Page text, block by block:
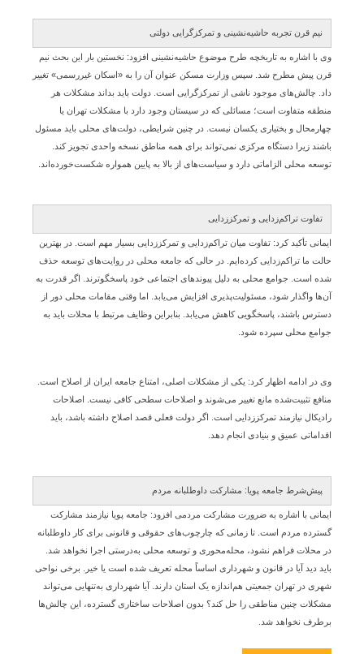
نیم قرن تجربه حاشیه‌نشینی و تمرکزگرایی دولتی
وی با اشاره به تاریخچه طرح موضوع حاشیه‌نشینی افزود: نخستین بار این بحث نیم
قرن پیش مطرح شد. سپس وزارت مسکن عنوان آن را به «اسکان غیررسمی» تغییر
داد. چالش‌های موجود ناشی از تمرکزگرایی است. دولت باید بداند مشکلات هر
منطقه متفاوت است؛ مسائلی که در سیستان وجود دارد با مشکلات تهران یا
چهارمحال و بختیاری یکسان نیست. در چنین شرایطی، دولت‌های محلی باید مسئول
باشند زیرا دستگاه مرکزی نمی‌تواند برای همه مناطق نسخه واحدی تجویز کند.
توسعه محلی الزاماتی دارد و سیاست‌های از بالا به پایین همواره شکست‌خورده‌اند.
تفاوت تراکم‌زدایی و تمرکززدایی
ایمانی تأکید کرد: تفاوت میان تراکم‌زدایی و تمرکززدایی بسیار مهم است. در بهترین
حالت ما تراکم‌زدایی کرده‌ایم. در حالی که جامعه محلی در روایت‌های توسعه حذف
شده است. جوامع محلی به دلیل پیوندهای اجتماعی خود پاسخگوترند. اگر قدرت به
آن‌ها واگذار شود، مسئولیت‌پذیری افزایش می‌یابد. اما وقتی مقامات محلی دور از
دسترس باشند، پاسخگویی کاهش می‌یابد. بنابراین وظایف مرتبط با محلات باید به
جوامع محلی سپرده شود.
وی در ادامه اظهار کرد: یکی از مشکلات اصلی، امتناع جامعه ایران از اصلاح است.
منافع تثبیت‌شده مانع تغییر می‌شوند و اصلاحات سطحی کافی نیست. اصلاحات
رادیکال نیازمند تمرکززدایی است. اگر دولت فعلی قصد اصلاح داشته باشد، باید
اقداماتی عمیق و بنیادی انجام دهد.
پیش‌شرط جامعه پویا: مشارکت داوطلبانه مردم
ایمانی با اشاره به ضرورت مشارکت مردمی افزود: جامعه پویا نیازمند مشارکت
گسترده مردم است. تا زمانی که چارچوب‌های حقوقی و قانونی برای کار داوطلبانه
در محلات فراهم نشود، محله‌محوری و توسعه محلی به‌درستی اجرا نخواهد شد.
باید دید آیا در قانون و شهرداری اساساً محله تعریف شده است یا خیر. برخی نواحی
شهری در تهران جمعیتی هم‌اندازه یک استان دارند. آیا شهرداری به‌تنهایی می‌تواند
مشکلات چنین مناطقی را حل کند؟ بدون اصلاحات ساختاری گسترده، این چالش‌ها
برطرف نخواهد شد.